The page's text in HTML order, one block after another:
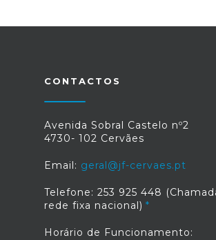
CONTACTOS
Avenida Sobral Castelo nº2
4730- 102 Cervães
Email: geral@jf-cervaes.pt
Telefone: 253 925 448
rede fixa nacional)
Horário de Funcionamento: